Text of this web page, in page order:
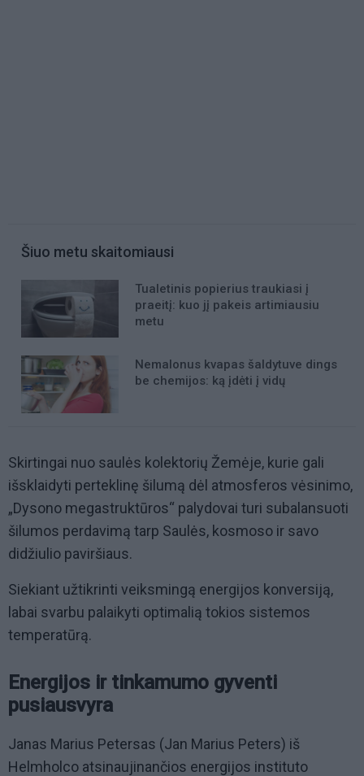
Šiuo metu skaitomiausi
Tualetinis popierius traukiasi į
praeitį: kuo jį pakeis artimiausiu
metu
Nemalonus kvapas šaldytuve dings
be chemijos: ką įdėti į vidų
Skirtingai nuo saulės kolektorių Žemėje, kurie gali
išsklaidyti perteklinę šilumą dėl atmosferos vėsinimo,
„Dysono megastruktūros“ palydovai turi subalansuoti
šilumos perdavimą tarp Saulės, kosmoso ir savo
didžiulio paviršiaus.
Siekiant užtikrinti veiksmingą energijos konversiją,
labai svarbu palaikyti optimalią tokios sistemos
temperatūrą.
Energijos ir tinkamumo gyventi
pusiausvyra
Janas Marius Petersas (Jan Marius Peters) iš
Helmholco atsinaujinančios energijos instituto